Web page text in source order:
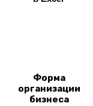
Форма
организации
бизнеса